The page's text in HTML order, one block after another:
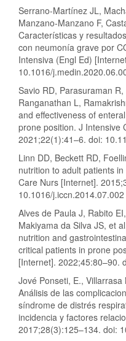
Serrano-Martínez JL,
Manzano-Manzano F,
Características y
con neumonía grave por
Intensiva (Engl Ed)
10.1016/
Savio RD, Parasuraman
Ranganathan L,
and effectiveness of
prone position. J Intensive
2021;22(1):41–6. doi:
Linn DD, Beckett RD,
nutrition to adult patients
Care Nurs [Internet].
10.1016/j.iccn.2014.07.002
Alves de Paula J, Rabito
Makiyama da Silva JS, et
nutrition and
critical patients in prone
[Internet]. 2022;45:80–90.
Jové Ponseti, E.,
Análisis de las
síndrome de distrés
incidencia y factores
2017;28(3):125–134. doi: